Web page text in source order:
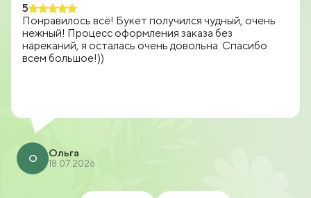
5
Понравилось всё! Букет получился чудный, очень
нежный! Процесс оформления заказа без
нареканий, я осталась очень довольна. Спасибо
всем большое!))
О Ольга
18.07.2026